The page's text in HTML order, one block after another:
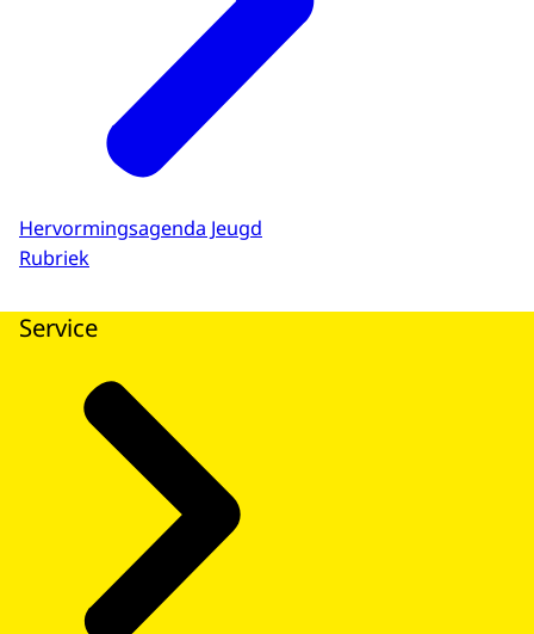
Hervormingsagenda Jeugd
Rubriek
Service